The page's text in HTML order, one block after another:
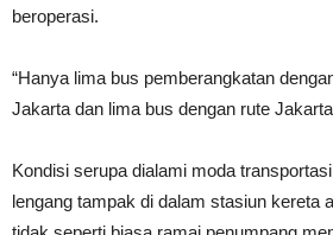
beroperasi.
“Hanya lima bus pemberangkatan
Jakarta dan lima bus dengan rute
Kondisi serupa dialami moda
lengang tampak di dalam stasiun kereta